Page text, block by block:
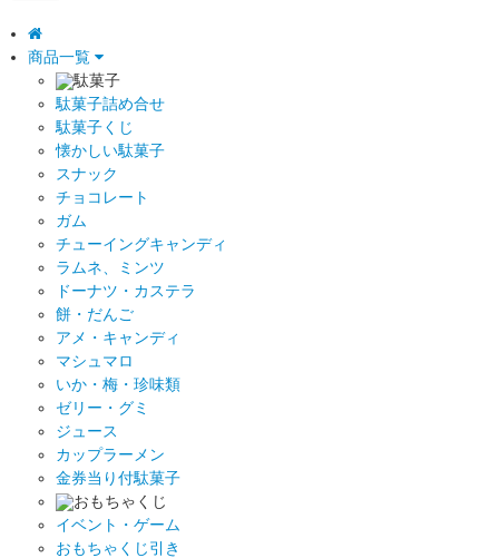
商品一覧
駄菓子
駄菓子詰め合せ
駄菓子くじ
懐かしい駄菓子
スナック
チョコレート
ガム
チューイングキャンディ
ラムネ、ミンツ
ドーナツ・カステラ
餅・だんご
アメ・キャンディ
マシュマロ
いか・梅・珍味類
ゼリー・グミ
ジュース
カップラーメン
金券当り付駄菓子
おもちゃくじ
イベント・ゲーム
おもちゃくじ引き